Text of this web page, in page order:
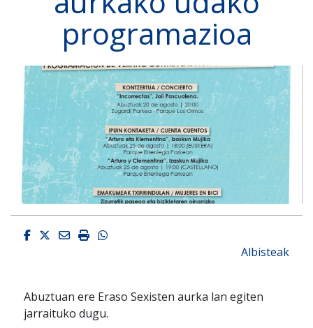
programazioa
Facebook
Twitter
EmailImprimirWhatsapp
Albisteak
Abuztuan ere Eraso Sexisten aurka lan egiten
jarraituko dugu.